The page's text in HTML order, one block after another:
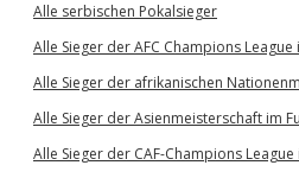
Alle serbischen Pokalsieger
Alle Sieger der AFC Champions League
Alle Sieger der afrikanischen
Alle Sieger der Asienmeisterschaft im
Alle Sieger der CAF-Champions League